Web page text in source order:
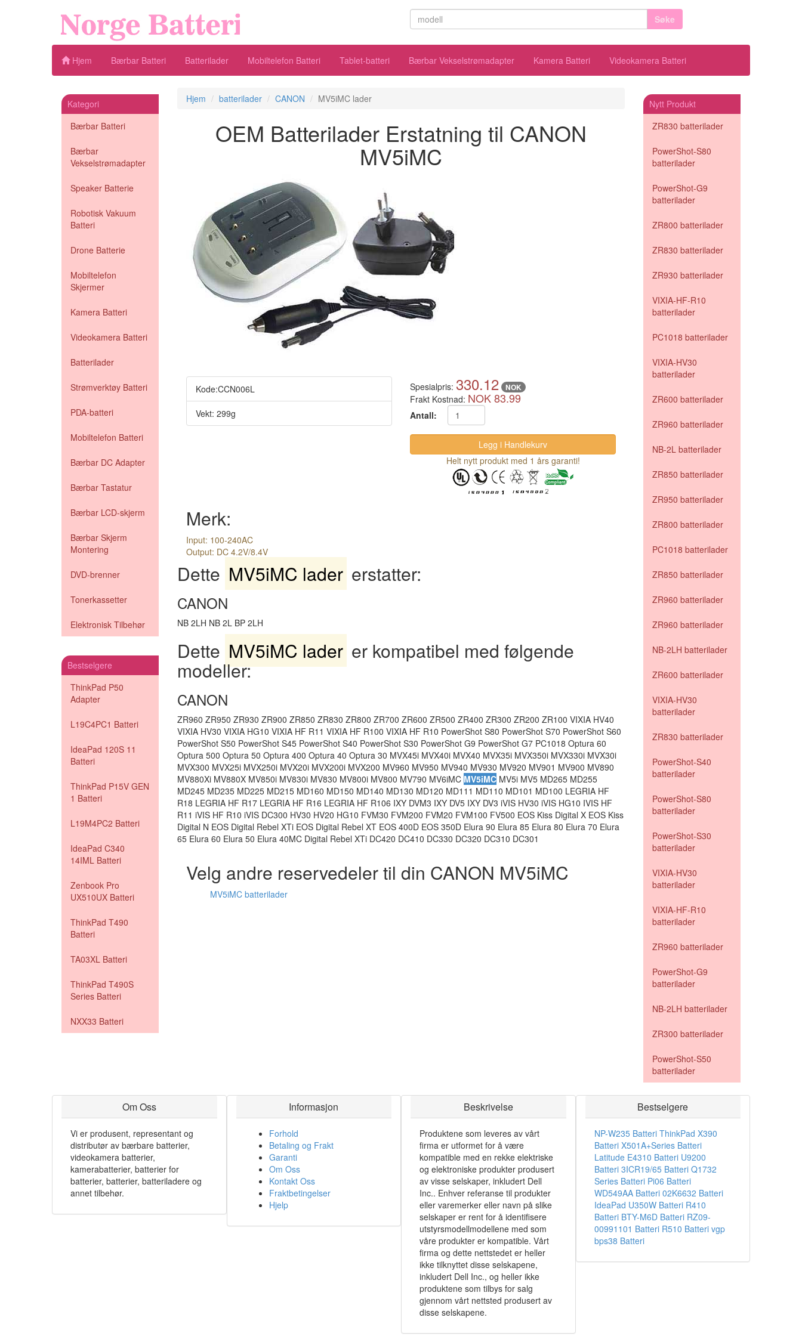
Søke
Hjem Bærbar Batteri Batterilader Mobiltelefon Batteri Tablet-batteri Bærbar Vekselstrømadapter Kamera Batteri Videokamera Batteri
Kategori
Bærbar Batteri
Bærbar
Vekselstrømadapter
Speaker Batterie
Robotisk Vakuum
Batteri
Drone Batterie
Mobiltelefon
Skjermer
Kamera Batteri
Videokamera Batteri
Batterilader
Strømverktøy Batteri
PDA-batteri
Mobiltelefon Batteri
Bærbar DC Adapter
Bærbar Tastatur
Bærbar LCD-skjerm
Bærbar Skjerm
Montering
DVD-brenner
Tonerkassetter
Elektronisk Tilbehør
Bestselgere
ThinkPad P50
Adapter
L19C4PC1 Batteri
IdeaPad 120S 11
Batteri
ThinkPad P15V GEN
1 Batteri
L19M4PC2 Batteri
IdeaPad C340
14IML Batteri
Zenbook Pro
UX510UX Batteri
ThinkPad T490
Batteri
TA03XL Batteri
ThinkPad T490S
Series Batteri
NXX33 Batteri
Hjem batterilader CANON MV5iMC lader
OEM Batterilader Erstatning til CANON
MV5iMC
Kode:CCN006L
Vekt: 299g
Spesialpris: 330.12 NOK
Frakt Kostnad: NOK 83.99
Antall:
Helt nytt produkt med 1 års garanti!
Merk:
Input: 100-240AC
Output: DC 4.2V/8.4V
Dette MV5iMC lader erstatter:
CANON
NB 2LH NB 2L BP 2LH
Dette MV5iMC lader er kompatibel med følgende
modeller:
CANON
ZR960 ZR950 ZR930 ZR900 ZR850 ZR830 ZR800 ZR700 ZR600 ZR500 ZR400 ZR300 ZR200 ZR100 VIXIA HV40
VIXIA HV30 VIXIA HG10 VIXIA HF R11 VIXIA HF R100 VIXIA HF R10 PowerShot S80 PowerShot S70 PowerShot S60
PowerShot S50 PowerShot S45 PowerShot S40 PowerShot S30 PowerShot G9 PowerShot G7 PC1018 Optura 60
Optura 500 Optura 50 Optura 400 Optura 40 Optura 30 MVX45i MVX40i MVX40 MVX35i MVX350i MVX330i MVX30i
MVX300 MVX25i MVX250i MVX20i MVX200i MVX200 MV960 MV950 MV940 MV930 MV920 MV901 MV900 MV890
MV880Xi MV880X MV850i MV830i MV830 MV800i MV800 MV790 MV6iMC MV5iMC MV5i MV5 MD265 MD255
MD245 MD235 MD225 MD215 MD160 MD150 MD140 MD130 MD120 MD111 MD110 MD101 MD100 LEGRIA HF
R18 LEGRIA HF R17 LEGRIA HF R16 LEGRIA HF R106 IXY DVM3 IXY DV5 IXY DV3 iVIS HV30 iVIS HG10 IVIS HF
R11 iVIS HF R10 iVIS DC300 HV30 HV20 HG10 FVM30 FVM200 FVM20 FVM100 FV500 EOS Kiss Digital X EOS Kiss
Digital N EOS Digital Rebel XTi EOS Digital Rebel XT EOS 400D EOS 350D Elura 90 Elura 85 Elura 80 Elura 70 Elura
65 Elura 60 Elura 50 Elura 40MC Digital Rebel XTi DC420 DC410 DC330 DC320 DC310 DC301
Velg andre reservedeler til din CANON MV5iMC
MV5iMC batterilader
Nytt Produkt
ZR830 batterilader
PowerShot-S80
batterilader
PowerShot-G9
batterilader
ZR800 batterilader
ZR830 batterilader
ZR930 batterilader
VIXIA-HF-R10
batterilader
PC1018 batterilader
VIXIA-HV30
batterilader
ZR600 batterilader
ZR960 batterilader
NB-2L batterilader
ZR850 batterilader
ZR950 batterilader
ZR800 batterilader
PC1018 batterilader
ZR850 batterilader
ZR960 batterilader
ZR960 batterilader
NB-2LH batterilader
ZR600 batterilader
VIXIA-HV30
batterilader
ZR830 batterilader
PowerShot-S40
batterilader
PowerShot-S80
batterilader
PowerShot-S30
batterilader
VIXIA-HV30
batterilader
VIXIA-HF-R10
batterilader
ZR960 batterilader
PowerShot-G9
batterilader
NB-2LH batterilader
ZR300 batterilader
PowerShot-S50
batterilader
Om Oss
Vi er produsent, representant og
distributør av bærbare batterier,
videokamera batterier,
kamerabatterier, batterier for
batterier, batterier, batteriladere og
annet tilbehør.
Informasjon
Forhold
Betaling og Frakt
Garanti
Om Oss
Kontakt Oss
Fraktbetingelser
Hjelp
Beskrivelse
Produktene som leveres av vårt
firma er utformet for å være
kompatible med en rekke elektriske
og elektroniske produkter produsert
av visse selskaper, inkludert Dell
Inc.. Enhver referanse til produkter
eller varemerker eller navn på slike
selskaper er rent for å identifisere
utstyrsmodellmodellene med som
våre produkter er kompatible. Vårt
firma og dette nettstedet er heller
ikke tilknyttet disse selskapene,
inkludert Dell Inc., og heller ikke
produktene som tilbys for salg
gjennom vårt nettsted produsert av
disse selskapene.
Bestselgere
NP-W235 Batteri ThinkPad X390
Batteri X501A+Series Batteri
Latitude E4310 Batteri U9200
Batteri 3ICR19/65 Batteri Q1732
Series Batteri Pi06 Batteri
WD549AA Batteri 02K6632 Batteri
IdeaPad U350W Batteri R410
Batteri BTY-M6D Batteri RZ09-
00991101 Batteri R510 Batteri vgp
bps38 Batteri